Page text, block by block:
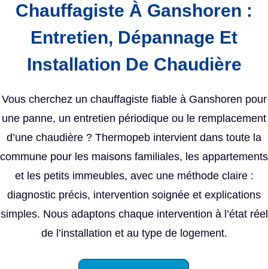
Chauffagiste À Ganshoren :
Entretien, Dépannage Et
Installation De Chaudière
Vous cherchez un chauffagiste fiable à Ganshoren pour
une panne, un entretien périodique ou le remplacement
d’une chaudière ? Thermopeb intervient dans toute la
commune pour les maisons familiales, les appartements
et les petits immeubles, avec une méthode claire :
diagnostic précis, intervention soignée et explications
simples. Nous adaptons chaque intervention à l’état réel
de l’installation et au type de logement.